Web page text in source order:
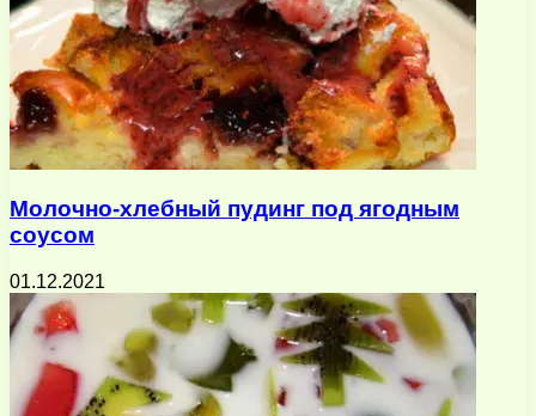
Молочно-хлебный пудинг под ягодным
соусом
01.12.2021